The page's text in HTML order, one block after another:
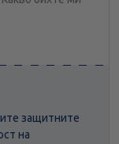
защитните
на